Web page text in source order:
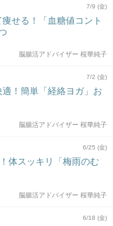
7/9 (金)
せる！「血糖値コント
脳腸活アドバイザー 桜華純子
7/2 (金)
！簡単「経絡ヨガ」お
脳腸活アドバイザー 桜華純子
6/25 (金)
体スッキリ「梅雨のむ
脳腸活アドバイザー 桜華純子
6/18 (金)